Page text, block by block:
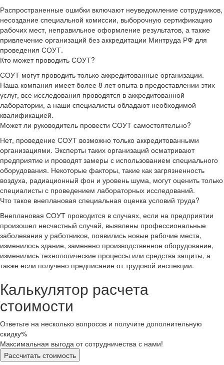
Распространенные ошибки включают неуведомление сотрудников,
несоздание специальной комиссии, выборочную сертификацию
рабочих мест, неправильное оформление результатов, а также
привлечение организаций без аккредитации Минтруда РФ для
проведения СОУТ.
Кто может проводить СОУТ?
СОУТ могут проводить только аккредитованные организации.
Наша компания имеет более 8 лет опыта в предоставлении этих
услуг, все исследования проводятся в аккредитованной
лаборатории, а наши специалисты обладают необходимой
квалификацией.
Может ли руководитель провести СОУТ самостоятельно?
Нет, проведение СОУТ возможно только аккредитованными
организациями. Эксперты таких организаций осматривают
предприятие и проводят замеры с использованием специального
оборудования. Некоторые факторы, такие как загрязненность
воздуха, радиационный фон и уровень шума, могут оценить только
специалисты с проведением лабораторных исследований.
Что такое внеплановая специальная оценка условий труда?
Внеплановая СОУТ проводится в случаях, если на предприятии
произошел несчастный случай, выявлены профессиональные
заболевания у работников, появились новые рабочие места,
изменилось здание, заменено производственное оборудование,
изменились технологические процессы или средства защиты, а
также если получено предписание от трудовой инспекции.
Калькулятор расчета
стоимости
Ответьте на несколько вопросов и получите дополнительную
скидку%
Максимальная выгода от сотрудничества с нами!
Рассчитать стоимость